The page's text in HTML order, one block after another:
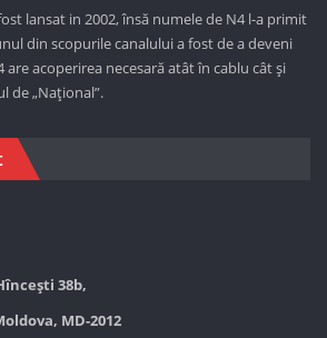
lansat in 2002, însă numele de N4 l-a primit
din scopurile canalului a fost de a deveni
are acoperirea necesară atât în cablu cât și
de „Național”.
38b,
MD-2012